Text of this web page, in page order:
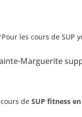
les cours de SUP
Marguerite
de SUP fitness